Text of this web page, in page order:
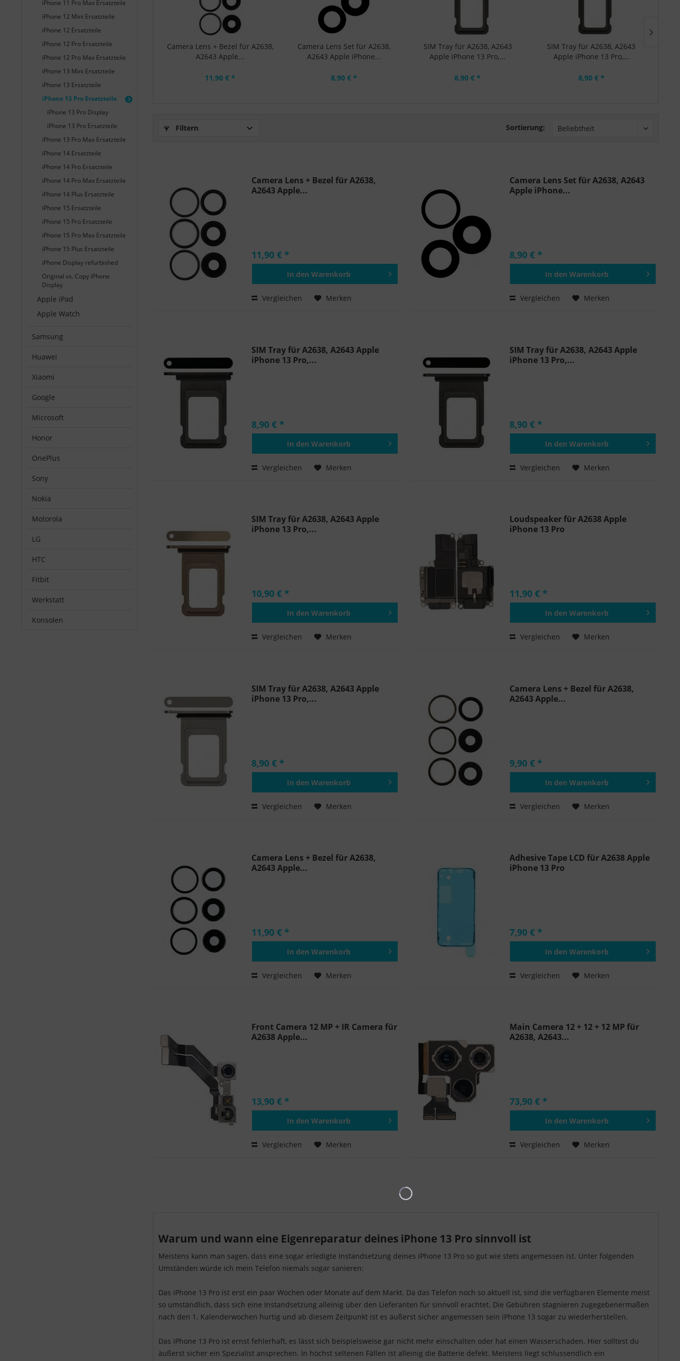
iPhone 11 Pro Max Ersatzteile
iPhone 12 Mini Ersatzteile
iPhone 12 Ersatzteile
iPhone 12 Pro Ersatzteile
iPhone 12 Pro Max Ersatzteile
iPhone 13 Mini Ersatzteile
iPhone 13 Ersatzteile
iPhone 13 Pro Ersatzteile
iPhone 13 Pro Display
iPhone 13 Pro Ersatzteile
iPhone 13 Pro Max Ersatzteile
iPhone 14 Ersatzteile
iPhone 14 Pro Ersatzteile
iPhone 14 Pro Max Ersatzteile
iPhone 14 Plus Ersatzteile
iPhone 15 Ersatzteile
iPhone 15 Pro Ersatzteile
iPhone 15 Pro Max Ersatzteile
iPhone 15 Plus Ersatzteile
iPhone Display refurbished
Original vs. Copy iPhone
Display
Apple iPad
Apple Watch
Samsung
Huawei
Xiaomi
Google
Microsoft
Honor
OnePlus
Sony
Nokia
Motorola
LG
HTC
Fitbit
Werkstatt
Konsolen
Camera Lens + Bezel für A2638,
A2643 Apple...
11,90 € *
Camera Lens Set für A2638,
A2643 Apple iPhone...
8,90 € *
SIM Tray für A2638, A2643
Apple iPhone 13 Pro,...
8,90 € *
SIM Tray für A2638, A2643
Apple iPhone 13 Pro,...
8,90 € *
Filtern Sortierung:
Camera Lens + Bezel für A2638,
A2643 Apple...
11,90 € *
In den Warenkorb
Hinzugefügt
Vergleichen Merken
Camera Lens Set für A2638, A2643
Apple iPhone...
8,90 € *
In den Warenkorb
Hinzugefügt
Vergleichen Merken
SIM Tray für A2638, A2643 Apple
iPhone 13 Pro,...
8,90 € *
In den Warenkorb
Hinzugefügt
Vergleichen Merken
SIM Tray für A2638, A2643 Apple
iPhone 13 Pro,...
8,90 € *
In den Warenkorb
Hinzugefügt
Vergleichen Merken
SIM Tray für A2638, A2643 Apple
iPhone 13 Pro,...
10,90 € *
In den Warenkorb
Hinzugefügt
Vergleichen Merken
Loudspeaker für A2638 Apple
iPhone 13 Pro
11,90 € *
In den Warenkorb
Hinzugefügt
Vergleichen Merken
SIM Tray für A2638, A2643 Apple
iPhone 13 Pro,...
8,90 € *
In den Warenkorb
Hinzugefügt
Vergleichen Merken
Camera Lens + Bezel für A2638,
A2643 Apple...
9,90 € *
In den Warenkorb
Hinzugefügt
Vergleichen Merken
Camera Lens + Bezel für A2638,
A2643 Apple...
11,90 € *
In den Warenkorb
Hinzugefügt
Vergleichen Merken
Adhesive Tape LCD für A2638 Apple
iPhone 13 Pro
7,90 € *
In den Warenkorb
Hinzugefügt
Vergleichen Merken
Front Camera 12 MP + IR Camera für
A2638 Apple...
13,90 € *
In den Warenkorb
Hinzugefügt
Vergleichen Merken
Main Camera 12 + 12 + 12 MP für
A2638, A2643...
73,90 € *
In den Warenkorb
Hinzugefügt
Vergleichen Merken
Warum und wann eine Eigenreparatur deines iPhone 13 Pro sinnvoll ist
Meistens kann man sagen, dass eine sogar erledigte Instandsetzung deines iPhone 13 Pro so gut wie stets angemessen ist. Unter folgenden
Umständen würde ich mein Telefon niemals sogar sanieren:
Das iPhone 13 Pro ist erst ein paar Wochen oder Monate auf dem Markt. Da das Telefon noch so aktuell ist, sind die verfügbaren Elemente meist
so umständlich, dass sich eine Instandsetzung alleinig über den Lieferanten für sinnvoll erachtet. Die Gebühren stagnieren zugegebenermaßen
nach den 1. Kalenderwochen hurtig und ab diesem Zeitpunkt ist es äußerst sicher angemessen sein iPhone 13 sogar zu wiederherstellen.
Das iPhone 13 Pro ist ernst fehlerhaft, es lässt sich beispielsweise gar nicht mehr einschalten oder hat einen Wasserschaden. Hier solltest du
äußerst sicher ein Spezialist ansprechen. In höchst seltenen Fällen ist alleinig die Batterie defekt. Meistens liegt schlussendlich ein